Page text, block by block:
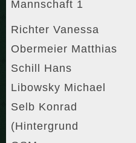
Mannschaft 1
Richter Vanessa
Obermeier Matthias
Schill Hans
Libowsky Michael
Selb Konrad
(Hintergrund